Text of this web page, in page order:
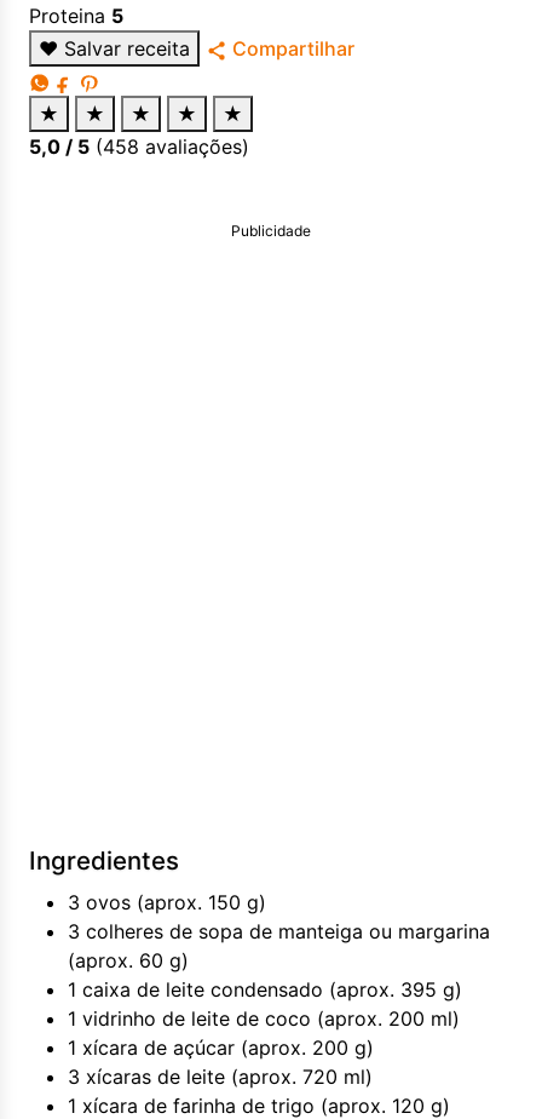
Proteina 5
♥ Salvar receita Compartilhar
★ ★ ★ ★
★
5,0 / 5 (458 avaliações)
Publicidade
Ingredientes
3 ovos (aprox. 150 g)
3 colheres de sopa de manteiga ou margarina
(aprox. 60 g)
1 caixa de leite condensado (aprox. 395 g)
1 vidrinho de leite de coco (aprox. 200 ml)
1 xícara de açúcar (aprox. 200 g)
3 xícaras de leite (aprox. 720 ml)
1 xícara de farinha de trigo (aprox. 120 g)